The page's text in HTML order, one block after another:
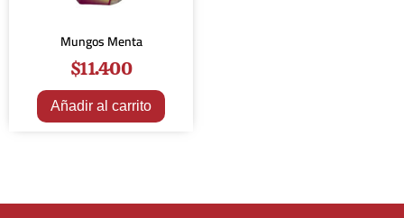
Mungos Menta
$11.400
Añadir al carrito